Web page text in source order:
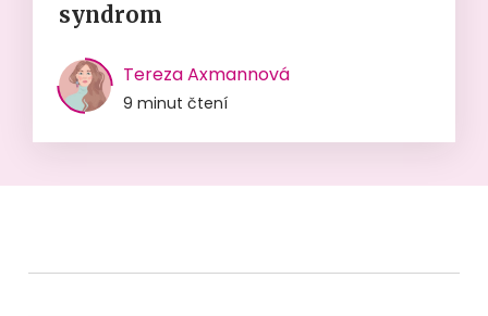
syndrom
Tereza Axmannová
9 minut čtení